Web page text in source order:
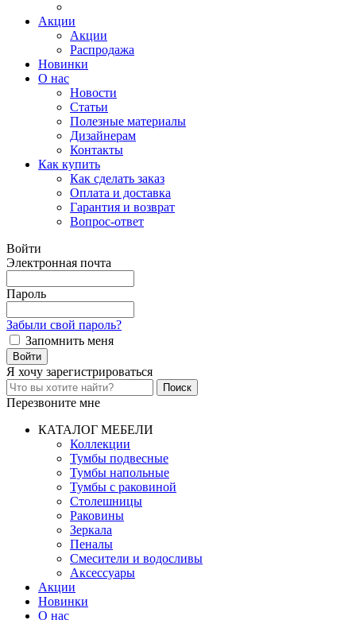
Акции
Акции
Распродажа
Новинки
О нас
Новости
Статьи
Полезные материалы
Дизайнерам
Контакты
Как купить
Как сделать заказ
Оплата и доставка
Гарантия и возврат
Вопрос-ответ
Войти
Электронная почта
Пароль
Забыли свой пароль?
Запомнить меня
Я хочу зарегистрироваться
Перезвоните мне
КАТАЛОГ МЕБЕЛИ
Коллекции
Тумбы подвесные
Тумбы напольные
Тумбы с раковиной
Столешницы
Раковины
Зеркала
Пеналы
Смесители и водосливы
Аксессуары
Акции
Новинки
О нас